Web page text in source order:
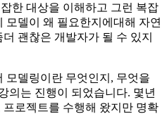
한 대상을 이해하고 그런 복잡
모델이 왜 필요한지에대해 자연
괜찮은 개발자가 될 수 있지
모델링이란 무엇인지, 무엇을
의는 진행이 되었습니다. 몇년
로젝트를 수행해 왔지만 명확